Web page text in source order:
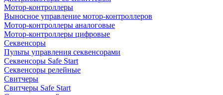
Мотор-контроллеры
Выносное управление мотор-контроллеров
Мотор-контроллеры аналоговые
Мотор-контроллеры цифровые
Секвенсоры
Пульты управления секвенсорами
Секвенсоры Safe Start
Секвенсоры релейные
Свитчеры
Свитчеры Safe Start